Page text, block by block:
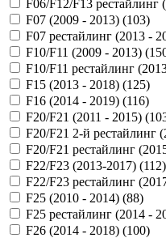
F06/F12/F13 рестайлинг
F07 (2009 - 2013) (103)
F07 рестайлинг (2013 -
F10/F11 (2009 - 2013) (
F10/F11 рестайлинг
F15 (2013 - 2018) (125)
F16 (2014 - 2019) (116)
F20/F21 (2011 - 2015) (
F20/F21 2-й рестайлинг
F20/F21 рестайлинг
F22/F23 (2013-2017) (112)
F22/F23 рестайлинг
F25 (2010 - 2014) (88)
F25 рестайлинг (2014 -
F26 (2014 - 2018) (100)